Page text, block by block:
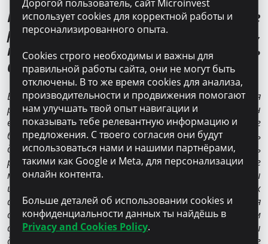
Какие у вас планы развития? Какие
рекомендации вы бы дали тем,
кто все еще колеблется начать
бизнес в Молдове?
Если ты работаешь с душой, то добьешься
результатов, даже в Молдове. Я призываю молдаван
вернуться домой. У нас можно развивать успешные
бизнесы. Это сложно, но возможно. Зато ты будешь
дома, рядом с близкими и будешь способствовать
развитию своей страны. Мы планируем и дальше
модернизировать наши теплицы. В этом году мы
инвестировали в строительство двух новых
автоматизированных теплиц для выращивания
саженцев. Кроме того, мы регулярно расширяем
ассортимент наших сортов овощей и саженцев. Мы
довольны и любим то, что делаем, а это самое
Дорогой пользователь, сайт Microinvest
использует cookies для корректной работы и
персонализированного опыта.
Cookies строго необходимы и важны для
правильной работы сайта, они не могут быть
отключены. В то же время cookies для анализа,
производительности и продвижения помогают
нам улучшать твой опыт навигации и
показывать тебе релевантную информацию и
предложения. С твоего согласия они будут
использоваться нами и нашими партнёрами,
такими как Google и Meta, для персонализации
онлайн контента.
Больше деталей об использовании cookies и
конфиденциальности данных ты найдёшь в
Privacy and Cookies Policy.